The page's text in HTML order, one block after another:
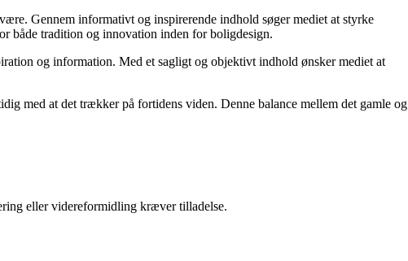
Gennem informativt og inspirerende indhold søger mediet at styrke
både tradition og innovation inden for boligdesign.
og information. Med et sagligt og objektivt indhold ønsker mediet at
med at det trækker på fortidens viden. Denne balance mellem det gamle og
eller videreformidling kræver tilladelse.